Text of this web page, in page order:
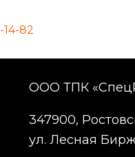
14-82
ООО ТПК
347900,
ул. Лесная